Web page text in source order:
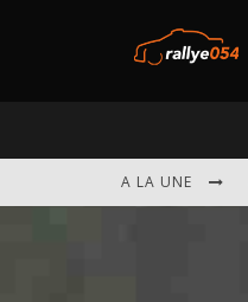
A LA UNE